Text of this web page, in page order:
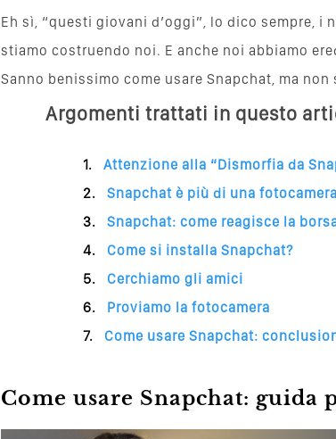
Eh sì, “questi giovani d’oggi”, lo dico sempre,
stiamo costruendo noi. E anche noi abbiamo
Sanno benissimo come usare Snapchat, ma
Argomenti trattati in questo
Attenzione alla “Dismorfia da
Snapchat è più di una fotocamera
Snapchat: come reagisce la
Come si installa Snapchat?
Cerchiamo gli amici
Proviamo la fotocamera
Come usare Snapchat:
Come usare Snapchat: